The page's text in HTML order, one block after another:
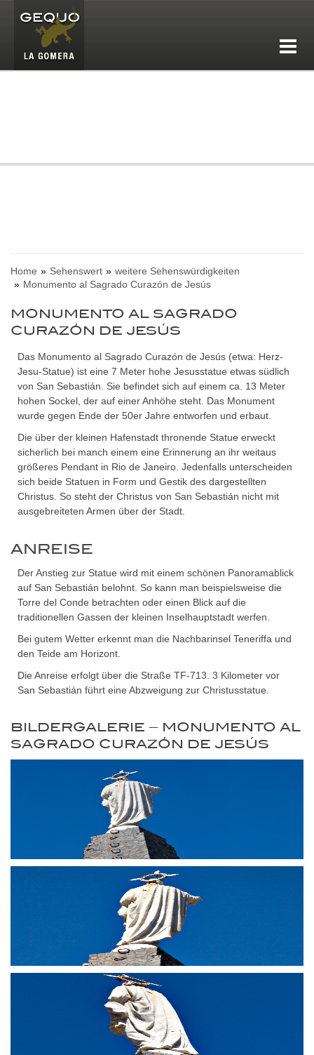
Home Sehenswert
weitere Sehenswürdigkeiten
Monumento al Sagrado Curazón de Jesús
MONUMENTO AL SAGRADO
CURAZÓN DE JESÚS
Das Monumento al Sagrado Curazón de Jesús (etwa: Herz-
Jesu-Statue) ist eine 7 Meter hohe Jesusstatue etwas südlich
von San Sebastián. Sie befindet sich auf einem ca. 13 Meter
hohen Sockel, der auf einer Anhöhe steht. Das Monument
wurde gegen Ende der 50er Jahre entworfen und erbaut.
Die über der kleinen Hafenstadt thronende Statue erweckt
sicherlich bei manch einem eine Erinnerung an ihr weitaus
größeres Pendant in Rio de Janeiro. Jedenfalls unterscheiden
sich beide Statuen in Form und Gestik des dargestellten
Christus. So steht der Christus von San Sebastián nicht mit
ausgebreiteten Armen über der Stadt.
ANREISE
Der Anstieg zur Statue wird mit einem schönen Panoramablick
auf San Sebastián belohnt. So kann man beispielsweise die
Torre del Conde betrachten oder einen Blick auf die
traditionellen Gassen der kleinen Inselhauptstadt werfen.
Bei gutem Wetter erkennt man die Nachbarinsel Teneriffa und
den Teide am Horizont.
Die Anreise erfolgt über die Straße TF-713. 3 Kilometer vor
San Sebastián führt eine Abzweigung zur Christusstatue.
BILDERGALERIE – MONUMENTO AL
SAGRADO CURAZÓN DE JESÚS